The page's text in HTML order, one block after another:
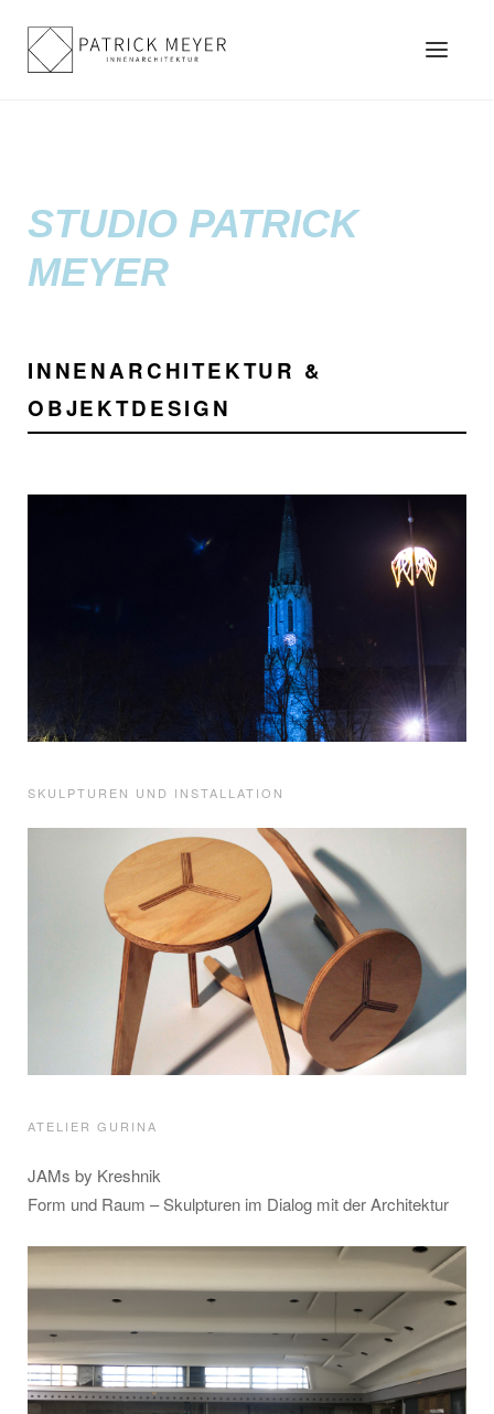
STUDIO PATRICK
MEYER
INNENARCHITEKTUR &
OBJEKTDESIGN
SKULPTUREN UND INSTALLATION
ATELIER GURINA
JAMs by Kreshnik
Form und Raum – Skulpturen im Dialog mit der Architektur